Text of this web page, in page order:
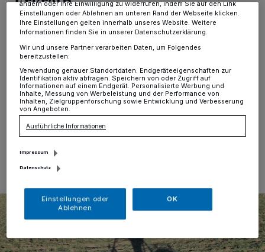
Alt-Erkrath·Der Allgemeine Deutsche Fahrrad-Club
(ADFC), Ortsgruppe Erkrath, bietet in den
Wintermonaten „Sonntags Quickys“ an. Am Sonntag,
den 22. März, startet die letzte Tour um 10 Uhr, an der
Caritas Begegnungsstätte, Gerberstraße 7, in Alt-
Erkrath.
ändern oder Ihre Einwilligung zu widerrufen, indem Sie auf den Link
Einstellungen oder Ablehnen am unteren Rand der Webseite klicken.
Ihre Einstellungen gelten innerhalb unseres Website. Weitere
Informationen finden Sie in unserer Datenschutzerklärung.
Wir und unsere Partner verarbeiten Daten, um Folgendes
bereitzustellen:
Verwendung genauer Standortdaten. Endgeräteeigenschaften zur
Identifikation aktiv abfragen. Speichern von oder Zugriff auf
Informationen auf einem Endgerät. Personalisierte Werbung und
Inhalte, Messung von Werbeleistung und der Performance von
Inhalten, Zielgruppenforschung sowie Entwicklung und Verbesserung
von Angeboten.
Ausführliche Informationen
Impressum
Datenschutz
Einstellungen oder
Ablehnen
OK